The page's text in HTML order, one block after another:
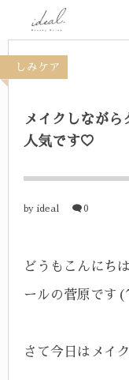
しみケア
メイクしながら
人気です♡
by ideal 0
どうもこんにち
ールの菅原です
さて今日はメイ